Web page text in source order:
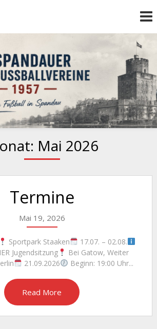
Spandauer
1957
Mai 2026
Termine
Mai 19, 2026
Sportpark Staaken
17.07. – 02.08.
Jugendsitzung
Bei Gatow, Weiter
21.09.2026 Beginn: 19:00 Uhr...
Read More